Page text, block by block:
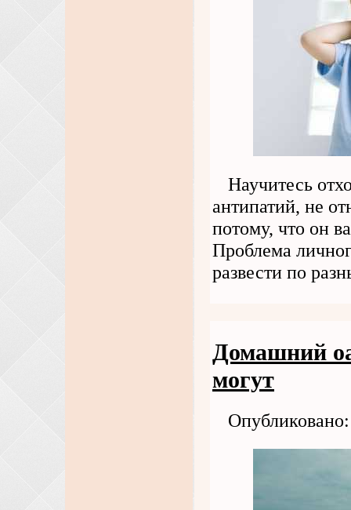
Научитесь
антипатий, не
потому, что он
Проблема
развести по
Домашний
могут